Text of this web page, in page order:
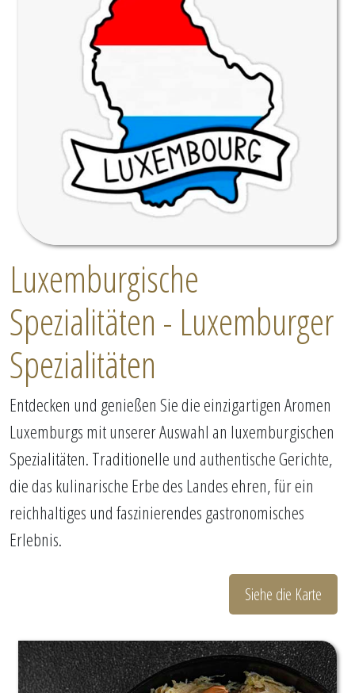
Luxemburgische
Spezialitäten - Luxemburger
Spezialitäten
Entdecken und genießen Sie die einzigartigen Aromen
Luxemburgs mit unserer Auswahl an luxemburgischen
Spezialitäten. Traditionelle und authentische Gerichte,
die das kulinarische Erbe des Landes ehren, für ein
reichhaltiges und faszinierendes gastronomisches
Erlebnis.
Siehe die Karte